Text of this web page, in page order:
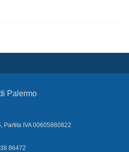
Palermo
Partita IVA 00605880822
86472